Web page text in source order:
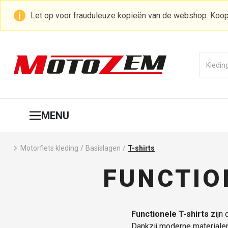
Let op voor frauduleuze kopieën van de webshop.
MENU
Motorfiets kleding / Basislagen / T-shirts
Functionele T-shirts zijn